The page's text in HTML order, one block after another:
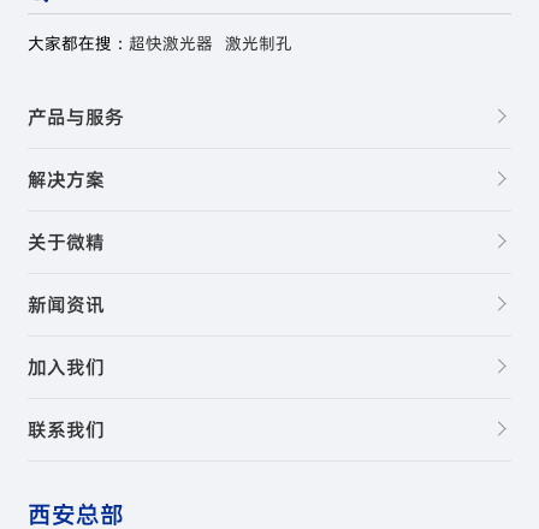
大家都在搜： 超快激光器 激光制孔
产品与服务
解决方案
关于微精
新闻资讯
加入我们
联系我们
西安总部